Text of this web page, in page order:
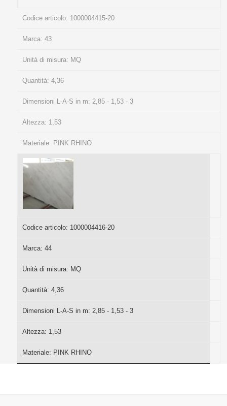
Codice articolo: 1000004415-20
Marca: 43
Unità di misura: MQ
Quantità: 4,36
Dimensioni L-A-S in m: 2,85 - 1,53 - 3
Altezza: 1,53
Materiale: PINK RHINO
Codice articolo: 1000004416-20
Marca: 44
Unità di misura: MQ
Quantità: 4,36
Dimensioni L-A-S in m: 2,85 - 1,53 - 3
Altezza: 1,53
Materiale: PINK RHINO